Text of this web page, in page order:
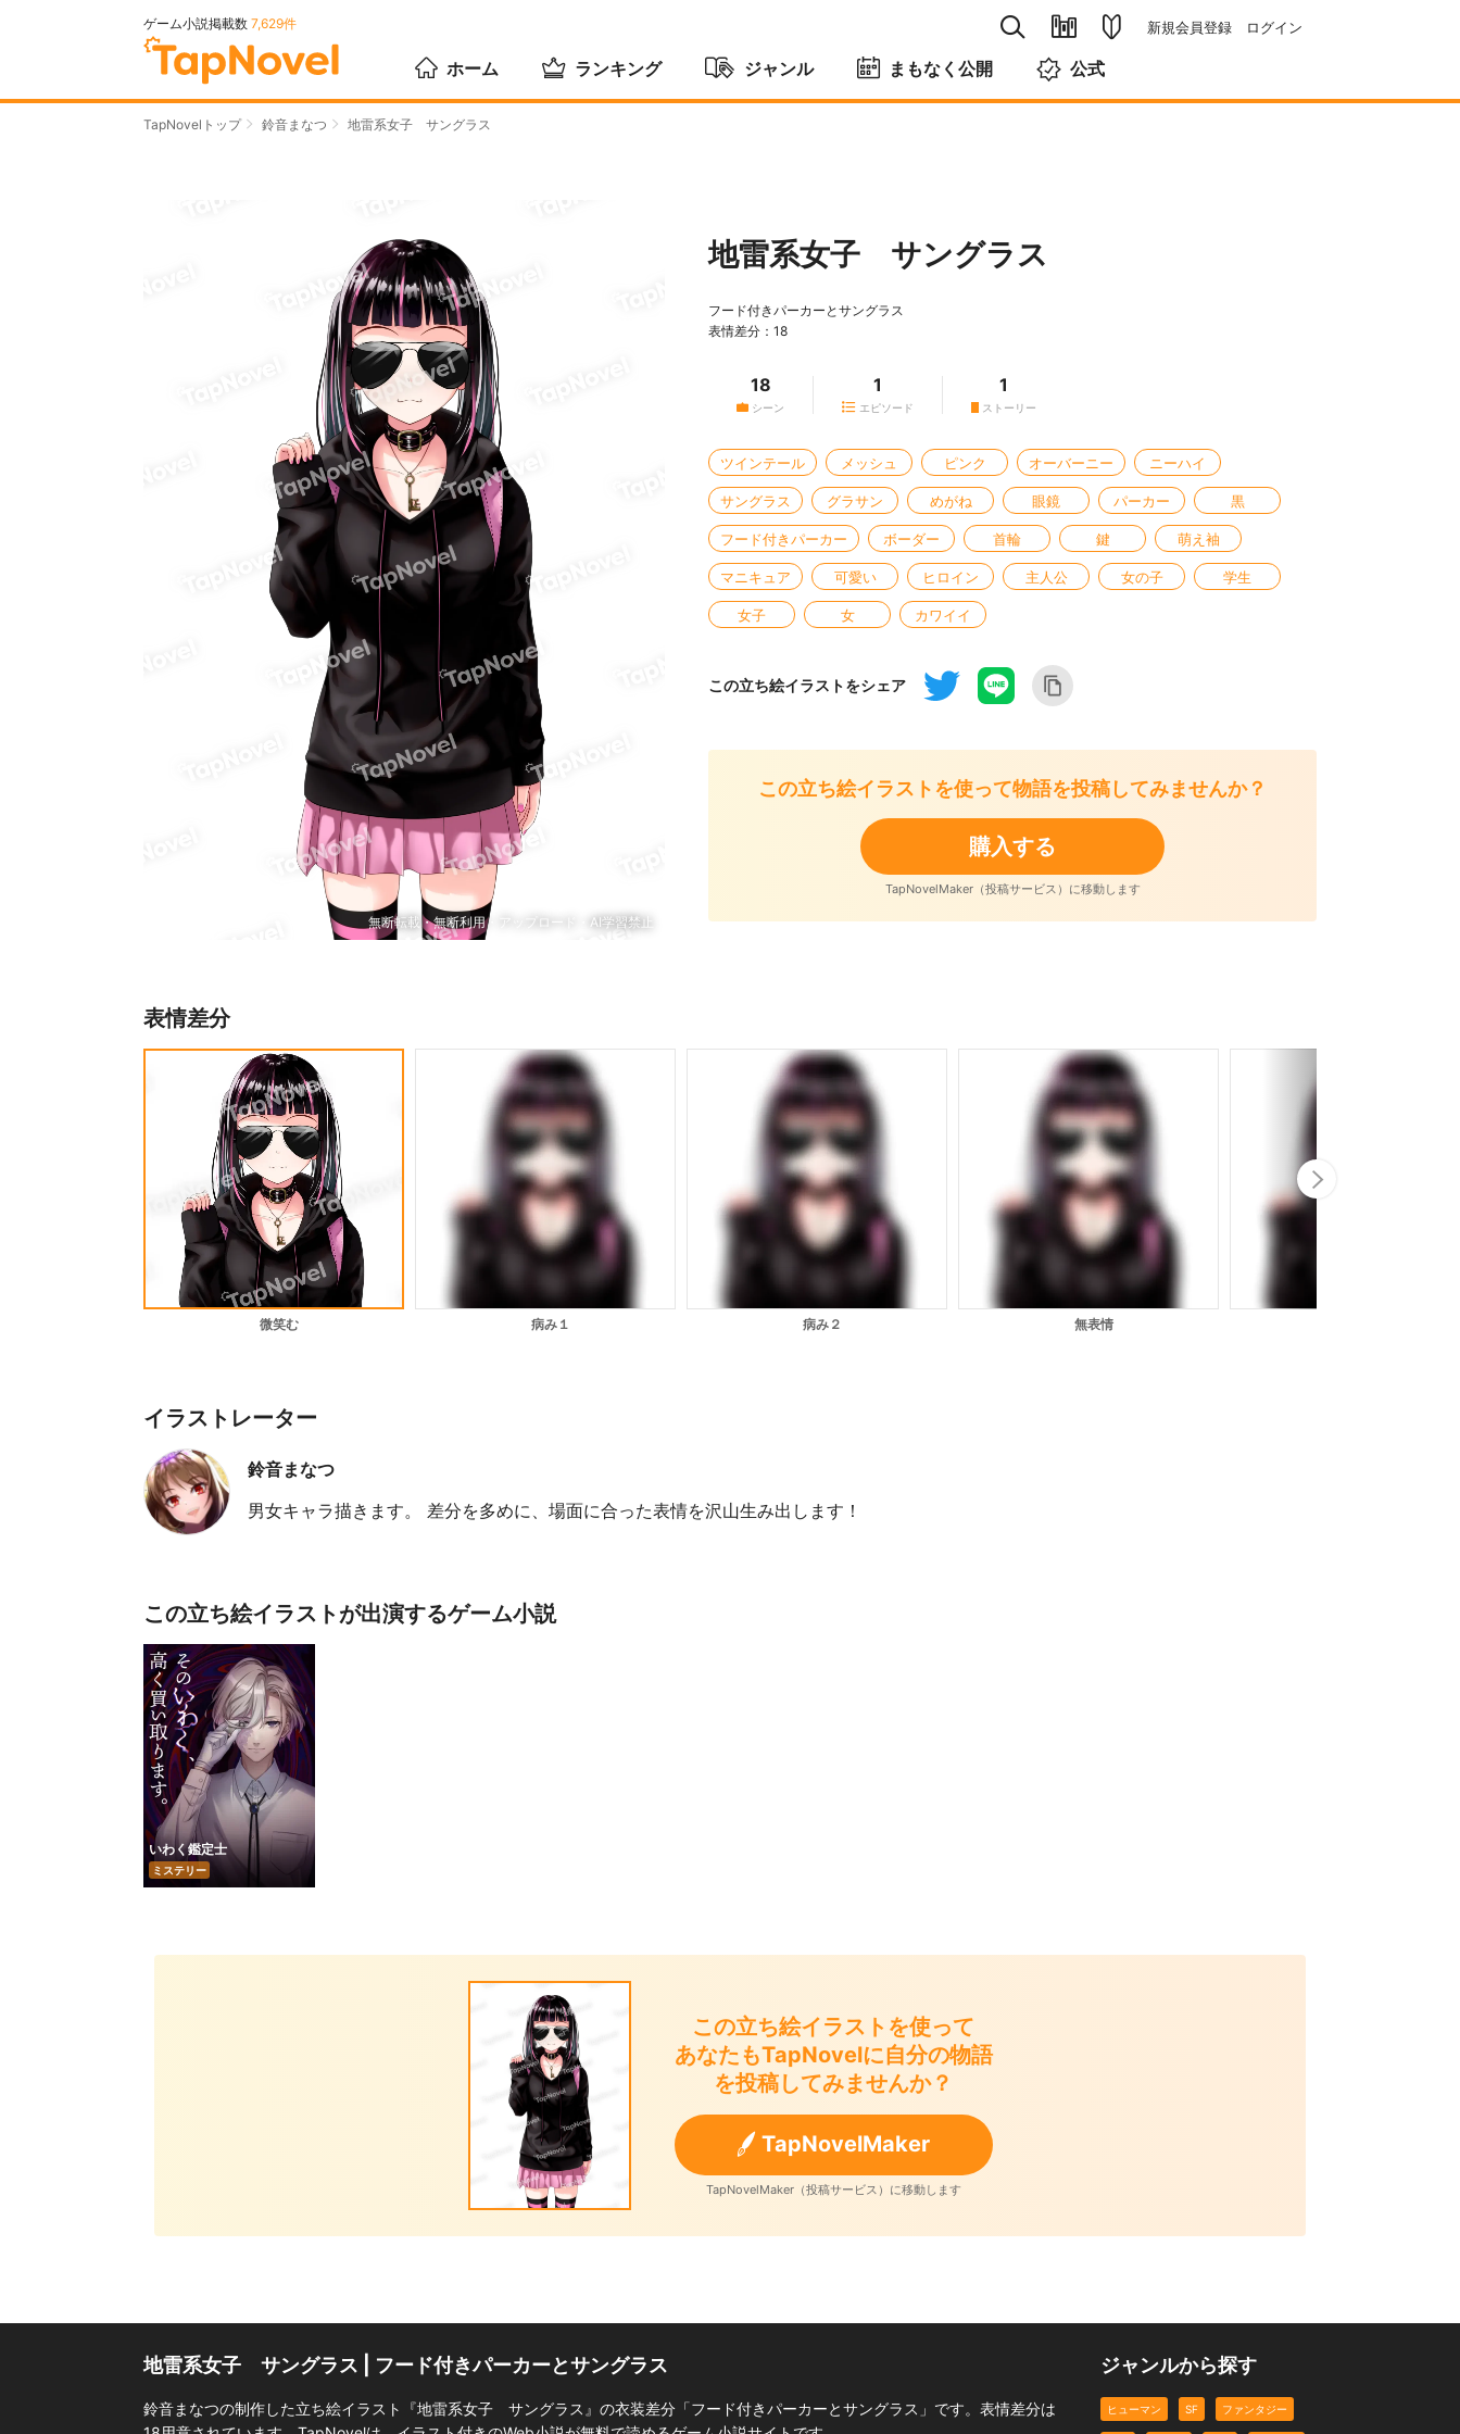
ゲーム小説掲載数 7,629件 新規会員登録 ログイン
ホーム ランキング ジャンル まもなく公開 公式
TapNovelトップ 鈴音まなつ 地雷系女子 サングラス
無断転載・無断利用・アップロード・AI学習禁止
地雷系女子 サングラス
フード付きパーカーとサングラス
表情差分：18
シーン
18
エピソード
1
ストーリー
1
ツインテール メッシュ ピンク オーバーニー ニーハイ
サングラス グラサン めがね 眼鏡 パーカー 黒
フード付きパーカー ボーダー 首輪 鍵 萌え袖
マニキュア 可愛い ヒロイン 主人公 女の子 学生
女子 女 カワイイ
この立ち絵イラストをシェア
この立ち絵イラストを使って物語を投稿してみませんか？
購入する
TapNovelMaker（投稿サービス）に移動します
表情差分
微笑む 病み１ 病み２ 無表情
イラストレーター
鈴音まなつ
男女キャラ描きます。 差分を多めに、場面に合った表情を沢山生み出します！
この立ち絵イラストが出演するゲーム小説
いわく鑑定士
ミステリー
この立ち絵イラストを使って
あなたもTapNovelに自分の物語
を投稿してみませんか？
TapNovelMaker
TapNovelMaker（投稿サービス）に移動します
地雷系女子 サングラス | フード付きパーカーとサングラス
鈴音まなつの制作した立ち絵イラスト『地雷系女子 サングラス』の衣装差分「フード付きパーカーとサングラス」です。表情差分は
ジャンルから探す
ヒューマン SF ファンタジー